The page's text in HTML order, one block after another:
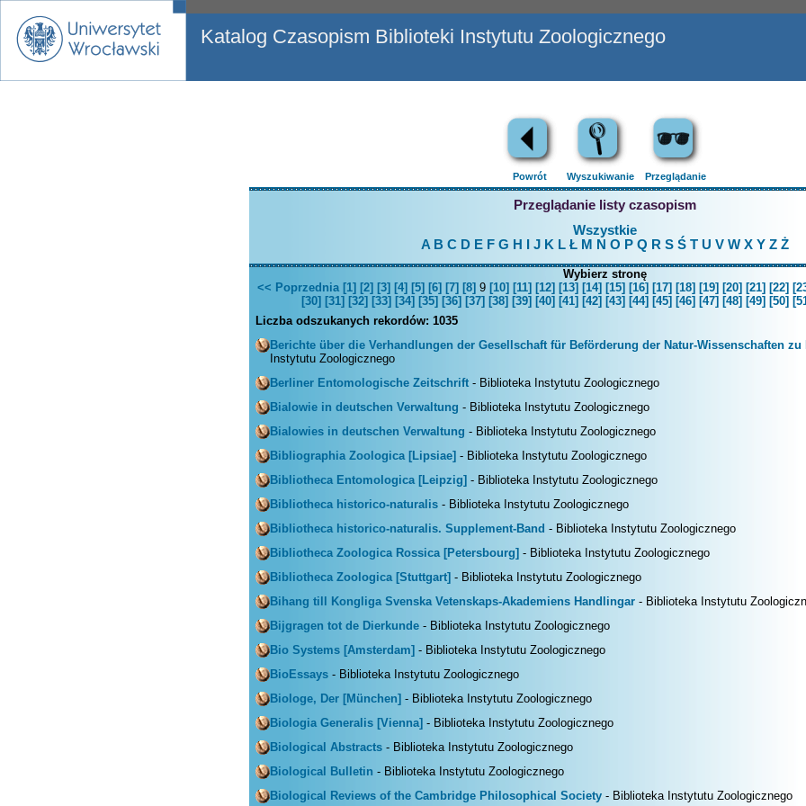
Katalog Czasopism Biblioteki Instytutu Zoologicznego
Powrót Wyszukiwanie Przeglądanie
Przeglądanie listy czasopism
Wszystkie
A B C D EFG H J K L Ł M N O P Q R S Ś T U V W X Y Z Ż
Wybierz stronę
<< Poprzednia [1] [2] [3] [4] [5] [6] [7] [8] 9 [10] [11] [12] [13] [14] [15] [16] [17] [18] [19] [20] [21] [22]
[30] [31] [32] [33] [34] [35] [36] [37] [38] [39] [40] [41] [42] [43] [44] [45] [46] [47] [48] [49] [50]
Liczba odszukanych rekordów: 1035
Berichte über die Verhandlungen der Gesellschaft für Beförderung der Natur-Wissenschaften zu
Instytutu Zoologicznego
Berliner Entomologische Zeitschrift - Biblioteka Instytutu Zoologicznego
Bialowie in deutschen Verwaltung - Biblioteka Instytutu Zoologicznego
Bialowies in deutschen Verwaltung - Biblioteka Instytutu Zoologicznego
Bibliographia Zoologica [Lipsiae] - Biblioteka Instytutu Zoologicznego
Bibliotheca Entomologica [Leipzig] - Biblioteka Instytutu Zoologicznego
Bibliotheca historico-naturalis - Biblioteka Instytutu Zoologicznego
Bibliotheca historico-naturalis. Supplement-Band - Biblioteka Instytutu Zoologicznego
Bibliotheca Zoologica Rossica [Petersbourg] - Biblioteka Instytutu Zoologicznego
Bibliotheca Zoologica [Stuttgart] - Biblioteka Instytutu Zoologicznego
Bihang till Kongliga Svenska Vetenskaps-Akademiens Handlingar - Biblioteka Instytutu
Bijgragen tot de Dierkunde - Biblioteka Instytutu Zoologicznego
Bio Systems [Amsterdam] - Biblioteka Instytutu Zoologicznego
BioEssays - Biblioteka Instytutu Zoologicznego
Biologe, Der [München] - Biblioteka Instytutu Zoologicznego
Biologia Generalis [Vienna] - Biblioteka Instytutu Zoologicznego
Biological Abstracts - Biblioteka Instytutu Zoologicznego
Biological Bulletin - Biblioteka Instytutu Zoologicznego
Biological Reviews of the Cambridge Philosophical Society - Biblioteka Instytutu Zoologicznego